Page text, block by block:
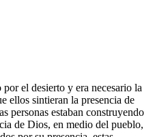
el desierto y era necesario la
ellos sintieran la presencia de
personas estaban construyendo
de Dios, en medio del pueblo,